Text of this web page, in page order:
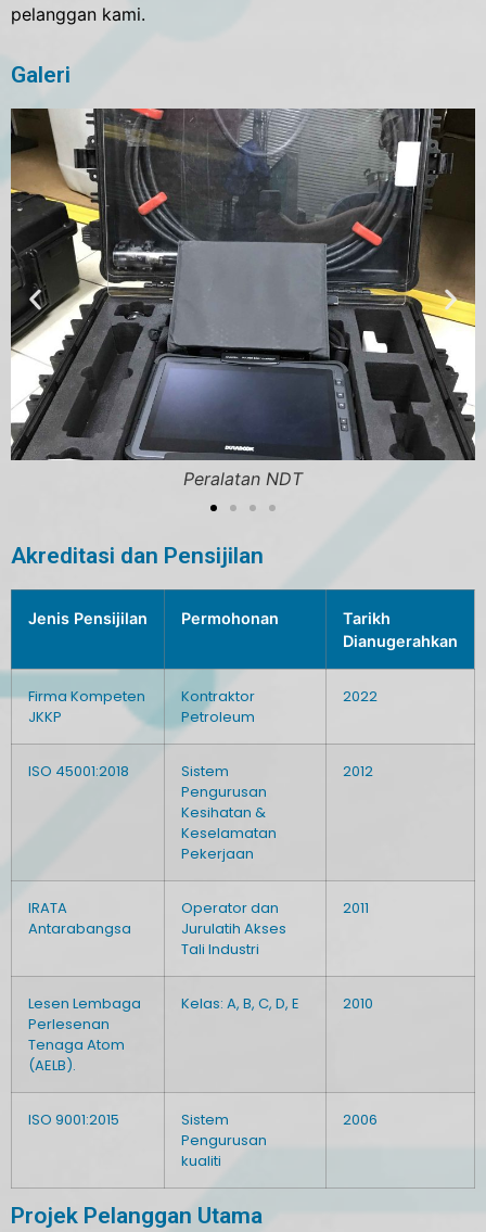
pelanggan kami.
Galeri
Kemudahan
Akreditasi dan Pensijilan
Jenis Pensijilan Permohonan
Tarikh
Dianugerahkan
Firma Kompeten
JKKP
Kontraktor
Petroleum
2022
ISO 45001:2018
Sistem
Pengurusan
Kesihatan &
Keselamatan
Pekerjaan
2012
IRATA
Antarabangsa
Operator dan
Jurulatih Akses
Tali Industri
2011
Lesen Lembaga
Perlesenan
Tenaga Atom
(AELB).
Kelas: A, B, C, D, E 2010
ISO 9001:2015
Sistem
Pengurusan
kualiti
2006
Projek Pelanggan Utama